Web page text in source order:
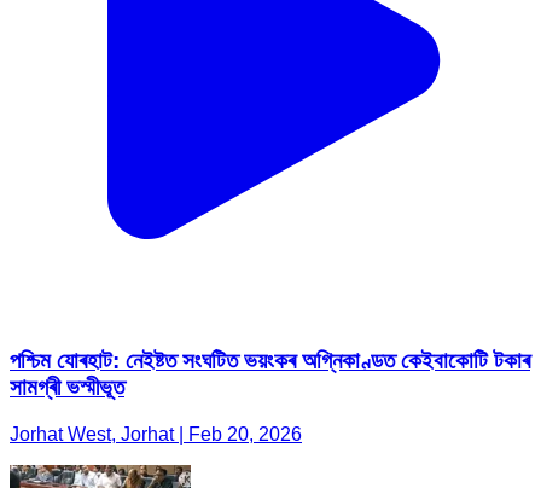
পশ্চিম যোৰহাট: নেইষ্টত সংঘটিত ভয়ংকৰ অগ্নিকাণ্ডত কেইবাকোটি টকাৰ
সামগ্ৰী ভস্মীভূত
Jorhat West, Jorhat | Feb 20, 2026